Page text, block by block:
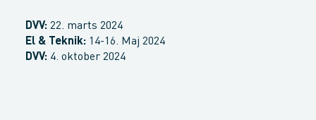
DVV: 22. marts 2024
El & Teknik: 14-16. Maj 2024
DVV: 4. oktober 2024